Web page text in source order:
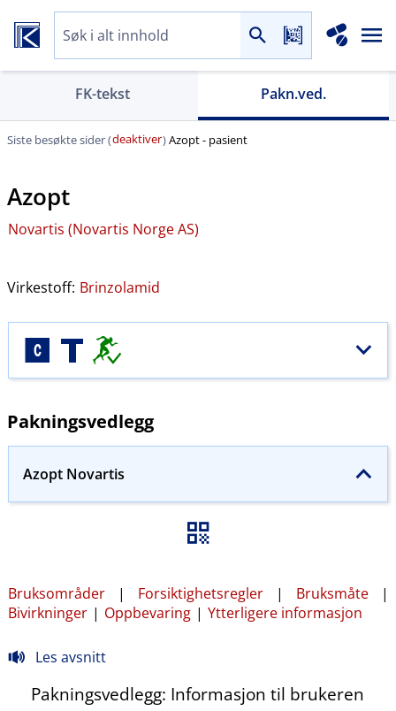
FK-tekst Pakn.ved.
Siste besøkte sider (deaktiver)Azopt - pasient
Azopt
Novartis (Novartis Norge AS)
Virkestoff: Brinzolamid
Pakningsvedlegg
Azopt Novartis
Bruksområder | Forsiktighetsregler | Bruksmåte |
Bivirkninger | Oppbevaring | Ytterligere informasjon
Les avsnitt
Pakningsvedlegg: Informasjon til brukeren